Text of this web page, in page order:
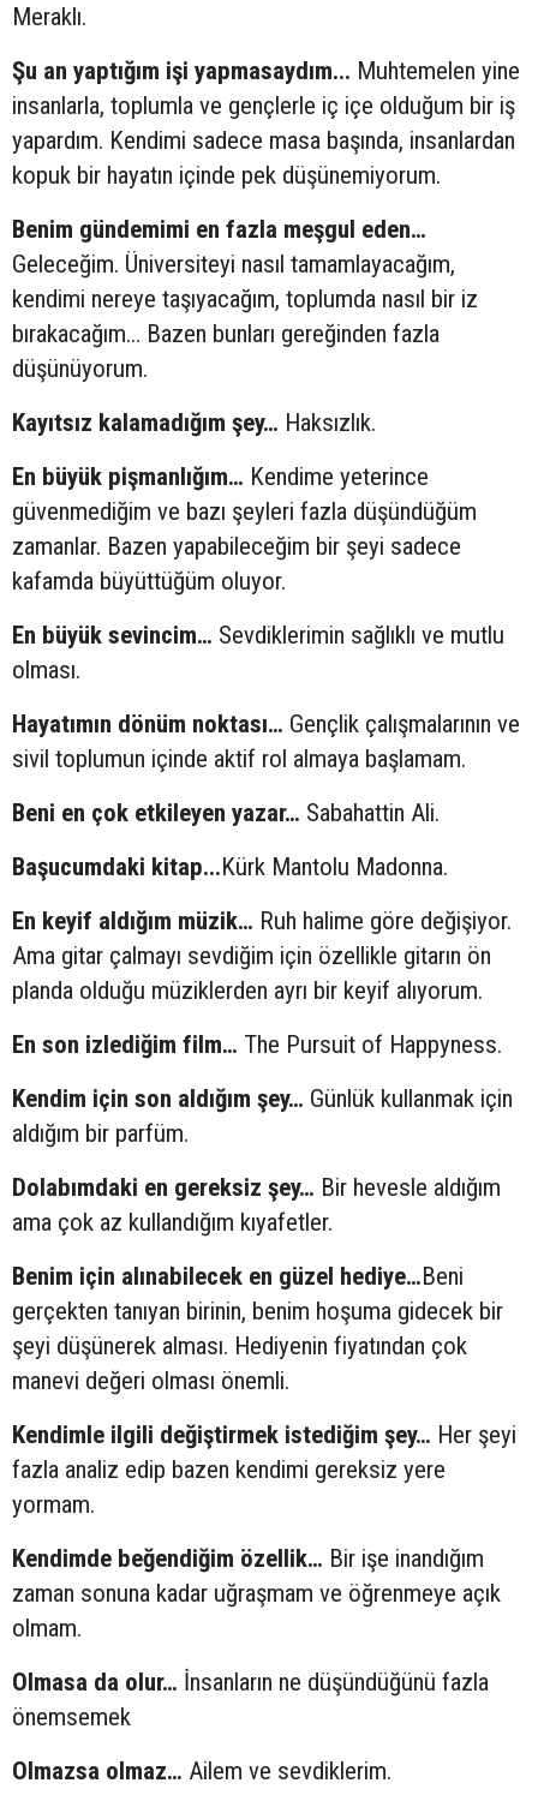
Meraklı.
Şu an yaptığım işi yapmasaydım... Muhtemelen yine
insanlarla, toplumla ve gençlerle iç içe olduğum bir iş
yapardım. Kendimi sadece masa başında, insanlardan
kopuk bir hayatın içinde pek düşünemiyorum.
Benim gündemimi en fazla meşgul eden…
Geleceğim. Üniversiteyi nasıl tamamlayacağım,
kendimi nereye taşıyacağım, toplumda nasıl bir iz
bırakacağım… Bazen bunları gereğinden fazla
düşünüyorum.
Kayıtsız kalamadığım şey… Haksızlık.
En büyük pişmanlığım… Kendime yeterince
güvenmediğim ve bazı şeyleri fazla düşündüğüm
zamanlar. Bazen yapabileceğim bir şeyi sadece
kafamda büyüttüğüm oluyor.
En büyük sevincim… Sevdiklerimin sağlıklı ve mutlu
olması.
Hayatımın dönüm noktası… Gençlik çalışmalarının ve
sivil toplumun içinde aktif rol almaya başlamam.
Beni en çok etkileyen yazar… Sabahattin Ali.
Başucumdaki kitap...Kürk Mantolu Madonna.
En keyif aldığım müzik… Ruh halime göre değişiyor.
Ama gitar çalmayı sevdiğim için özellikle gitarın ön
planda olduğu müziklerden ayrı bir keyif alıyorum.
En son izlediğim film… The Pursuit of Happyness.
Kendim için son aldığım şey… Günlük kullanmak için
aldığım bir parfüm.
Dolabımdaki en gereksiz şey… Bir hevesle aldığım
ama çok az kullandığım kıyafetler.
Benim için alınabilecek en güzel hediye…Beni
gerçekten tanıyan birinin, benim hoşuma gidecek bir
şeyi düşünerek alması. Hediyenin fiyatından çok
manevi değeri olması önemli.
Kendimle ilgili değiştirmek istediğim şey… Her şeyi
fazla analiz edip bazen kendimi gereksiz yere
yormam.
Kendimde beğendiğim özellik… Bir işe inandığım
zaman sonuna kadar uğraşmam ve öğrenmeye açık
olmam.
Olmasa da olur… İnsanların ne düşündüğünü fazla
önemsemek
Olmazsa olmaz… Ailem ve sevdiklerim.